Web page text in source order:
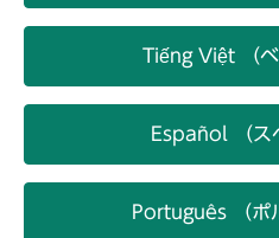
Tiếng Việt （ベ
Español （ス
Português （ポ